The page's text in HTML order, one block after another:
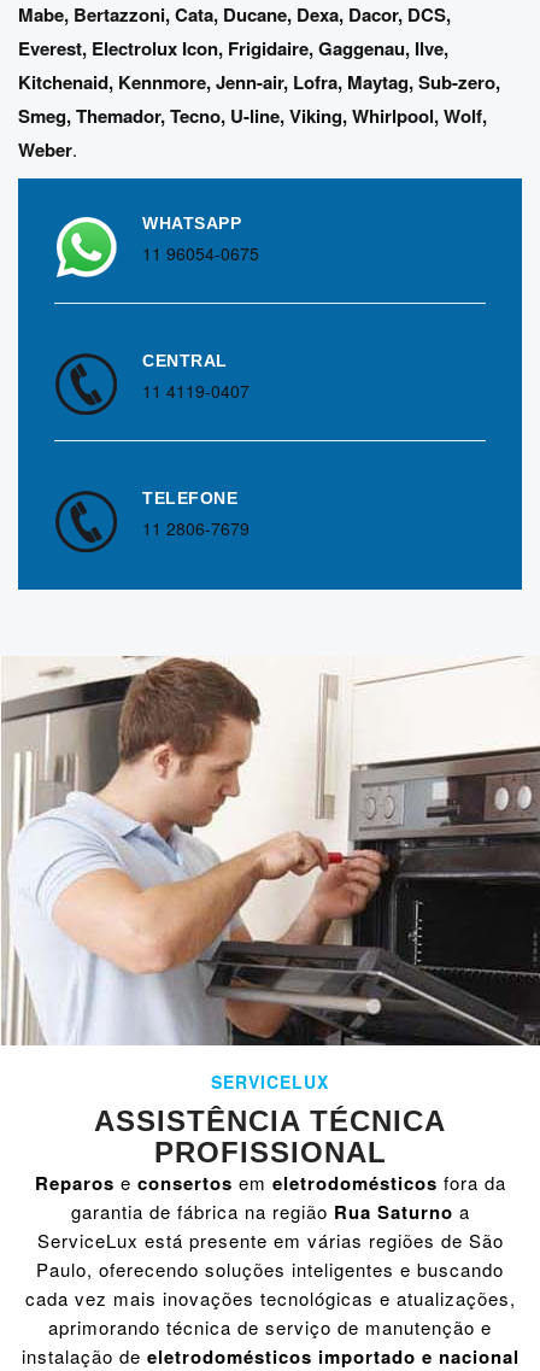
Mabe, Bertazzoni,Cata, Ducane, Dexa, Dacor, DCS,
Everest, Electrolux Icon, Frigidaire,Gaggenau, Ilve,
Kitchenaid, Kennmore,Jenn-air, Lofra, Maytag,Sub-zero,
Smeg,Themador,Tecno, U-line,Viking,Whirlpool,Wolf,
Weber.
WHATSAPP
11 96054-0675
CENTRAL
11 4119-0407
TELEFONE
11 2806-7679
SERVICELUX
ASSISTÊNCIA TÉCNICA
PROFISSIONAL
Reparos e consertos em eletrodomésticos fora da
garantia de fábrica na região Rua Saturno a
ServiceLux está presente em várias regiões de São
Paulo, oferecendo soluções inteligentes e buscando
cada vez mais inovações tecnológicas e atualizações,
aprimorando técnica de serviço de manutenção e
instalação de eletrodomésticos importado e nacional